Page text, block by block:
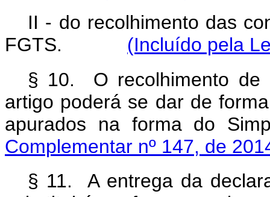
II - do recolhimento das
FGTS. (Incluído pela
§ 10. O recolhimento
artigo poderá se dar de
apurados na forma do
Complementar nº 147, de
§ 11. A entrega da